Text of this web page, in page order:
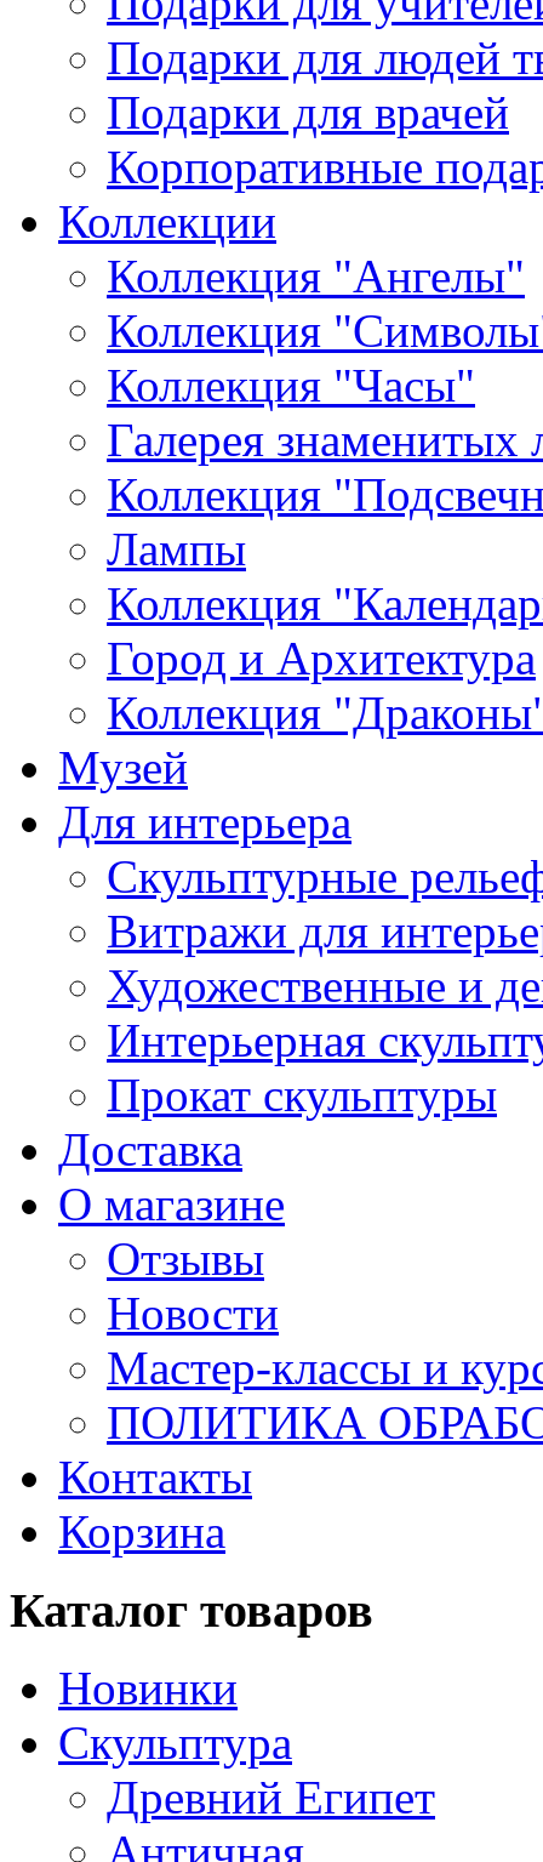
Подарки для людей
Подарки для врачей
Корпоративные
Коллекции
Коллекция "Ангелы"
Коллекция
Коллекция "Часы"
Галерея знаменитых
Коллекция
Лампы
Коллекция
Город и Архитектура
Коллекция
Музей
Для интерьера
Скульптурные
Витражи для
Художественные и
Интерьерная
Прокат скульптуры
Доставка
О магазине
Отзывы
Новости
Мастер-классы и
ПОЛИТИКА
Контакты
Корзина
Каталог товаров
Новинки
Скульптура
Древний Египет